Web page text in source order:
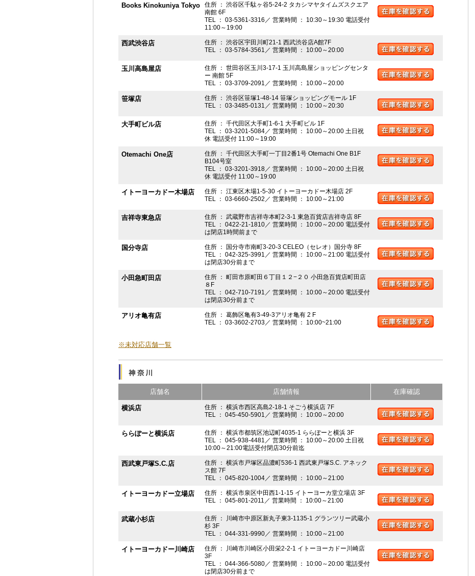
Books Kinokuniya Tokyo
住所 ： 渋谷区千駄ヶ谷5-24-2 タカシマヤタイムズスクエア
南館 6F
TEL ： 03-5361-3316／ 営業時間 ： 10:30～19:30 電話受付
11:00～19:00
西武渋谷店
住所 ： 渋谷区宇田川町21-1 西武渋谷店A館7F
TEL ： 03-5784-3561／ 営業時間 ： 10:00～20:00
玉川高島屋店
住所 ： 世田谷区玉川3-17-1 玉川高島屋ショッピングセンタ
ー 南館 5F
TEL ： 03-3709-2091／ 営業時間 ： 10:00～20:00
笹塚店
住所 ： 渋谷区笹塚1-48-14 笹塚ショッピングモール 1F
TEL ： 03-3485-0131／ 営業時間 ： 10:00～20:30
大手町ビル店
住所 ： 千代田区大手町1-6-1 大手町ビル 1F
TEL ： 03-3201-5084／ 営業時間 ： 10:00～20:00 土日祝
休 電話受付 11:00～19:00
Otemachi One店
住所 ： 千代田区大手町一丁目2番1号 Otemachi One B1F
B104号室
TEL ： 03-3201-3918／ 営業時間 ： 10:00～20:00 土日祝
休 電話受付 11:00～19:00
イトーヨーカドー木場店
住所 ： 江東区木場1-5-30 イトーヨーカドー木場店 2F
TEL ： 03-6660-2502／ 営業時間 ： 10:00～21:00
吉祥寺東急店
住所 ： 武蔵野市吉祥寺本町2-3-1 東急百貨店吉祥寺店 8F
TEL ： 0422-21-1810／ 営業時間 ： 10:00～20:00 電話受付
は閉店1時間前まで
国分寺店
住所 ： 国分寺市南町3-20-3 CELEO（セレオ）国分寺 8F
TEL ： 042-325-3991／ 営業時間 ： 10:00～21:00 電話受付
は閉店30分前まで
小田急町田店
住所 ： 町田市原町田６丁目１２−２０ 小田急百貨店町田店
８F
TEL ： 042-710-7191／ 営業時間 ： 10:00～20:00 電話受付
は閉店30分前まで
アリオ亀有店
住所 ： 葛飾区亀有3-49-3アリオ亀有 2 F
TEL ： 03-3602-2703／ 営業時間 ： 10:00~21:00
※未対応店舗一覧
店舗名 店舗情報 在庫確認
横浜店
住所 ： 横浜市西区高島2-18-1 そごう横浜店 7F
TEL ： 045-450-5901／ 営業時間 ： 10:00～20:00
ららぽーと横浜店
住所 ： 横浜市都筑区池辺町4035-1 ららぽーと横浜 3F
TEL ： 045-938-4481／ 営業時間 ： 10:00～20:00 土日祝
10:00～21:00電話受付閉店30分前迄
西武東戸塚S.C.店
住所 ： 横浜市戸塚区品濃町536-1 西武東戸塚S.C. アネック
ス館 7F
TEL ： 045-820-1004／ 営業時間 ： 10:00～21:00
イトーヨーカドー立場店
住所 ： 横浜市泉区中田西1-1-15 イトーヨーカ堂立場店 3F
TEL ： 045-801-2011／ 営業時間 ： 10:00～21:00
武蔵小杉店
住所 ： 川崎市中原区新丸子東3-1135-1 グランツリー武蔵小
杉 3F
TEL ： 044-331-9990／ 営業時間 ： 10:00～21:00
イトーヨーカドー川崎店
住所 ： 川崎市川崎区小田栄2-2-1 イトーヨーカドー川崎店
3F
TEL ： 044-366-5080／ 営業時間 ： 10:00～20:00 電話受付
は閉店30分前まで